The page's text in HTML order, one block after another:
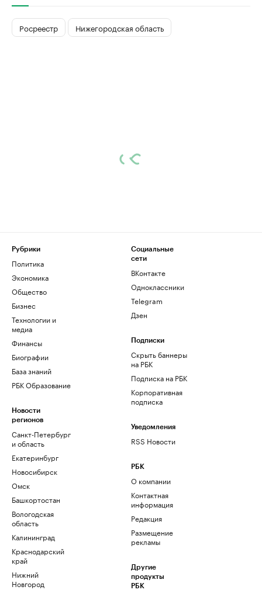
Росреестр Нижегородская область
Рубрики
Политика
Экономика
Общество
Бизнес
Технологии и
медиа
Финансы
Биографии
База знаний
РБК Образование
Новости
регионов
Санкт-Петербург
и область
Екатеринбург
Новосибирск
Омск
Башкортостан
Вологодская
область
Калининград
Краснодарский
край
Нижний
Новгород
Социальные
сети
ВКонтакте
Одноклассники
Telegram
Дзен
Подписки
Скрыть баннеры
на РБК
Подписка на РБК
Корпоративная
подписка
Уведомления
RSS Новости
РБК
О компании
Контактная
информация
Редакция
Размещение
рекламы
Другие
продукты
РБК